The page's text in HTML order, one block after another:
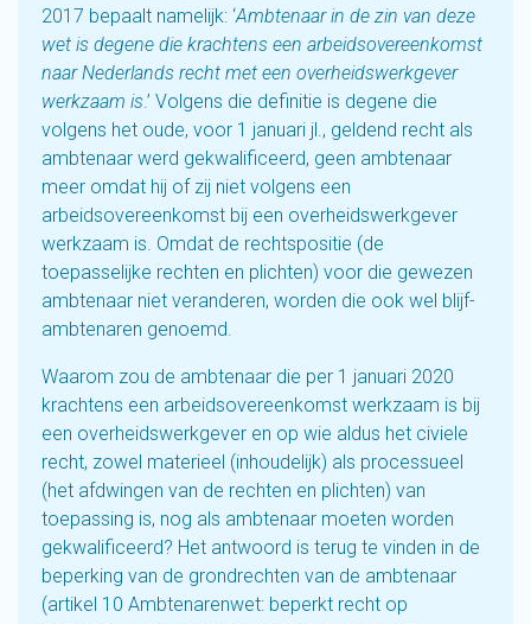
2017 bepaalt namelijk: ‘Ambtenaar in de zin van deze
wet is degene die krachtens een arbeidsovereenkomst
naar Nederlands recht met een overheidswerkgever
werkzaam is.’ Volgens die definitie is degene die
volgens het oude, voor 1 januari jl., geldend recht als
ambtenaar werd gekwalificeerd, geen ambtenaar
meer omdat hij of zij niet volgens een
arbeidsovereenkomst bij een overheidswerkgever
werkzaam is. Omdat de rechtspositie (de
toepasselijke rechten en plichten) voor die gewezen
ambtenaar niet veranderen, worden die ook wel blijf-
ambtenaren genoemd.
Waarom zou de ambtenaar die per 1 januari 2020
krachtens een arbeidsovereenkomst werkzaam is bij
een overheidswerkgever en op wie aldus het civiele
recht, zowel materieel (inhoudelijk) als processueel
(het afdwingen van de rechten en plichten) van
toepassing is, nog als ambtenaar moeten worden
gekwalificeerd? Het antwoord is terug te vinden in de
beperking van de grondrechten van de ambtenaar
(artikel 10 Ambtenarenwet: beperkt recht op